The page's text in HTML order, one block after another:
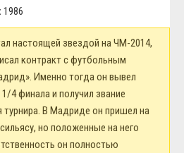
1986
настоящей звездой на ЧМ-2014,
контракт с футбольным
Именно тогда он вывел
4 финала и получил звание
турнира. В Мадриде он пришел на
но положенные на него
он полностью